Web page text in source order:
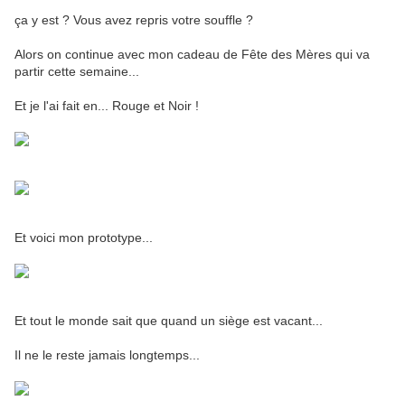
ça y est ? Vous avez repris votre souffle ?
Alors on continue avec mon cadeau de Fête des Mères qui va
partir cette semaine...
Et je l'ai fait en... Rouge et Noir !
Et voici mon prototype...
Et tout le monde sait que quand un siège est vacant...
Il ne le reste jamais longtemps...